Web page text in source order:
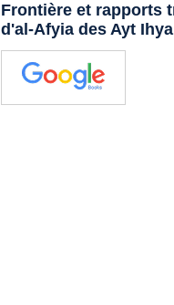
Frontière et rapports
d'al-Afyia des Ayt